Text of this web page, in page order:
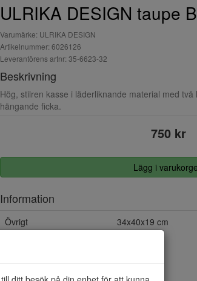
ULRIKA DESIGN taupe
Varumärke: ULRIKA DESIGN
Artikelnummer: 6026126
Leverantörens artnr: 35-6623-32
Beskrivning
Hög, stilren kasse i läderliknande material med
hängande ficka.
750 kr
Lägg i
Information
Övrigt 34x40x19 cm